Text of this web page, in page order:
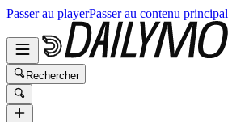
Passer au playerPasser au contenu principal
Rechercher